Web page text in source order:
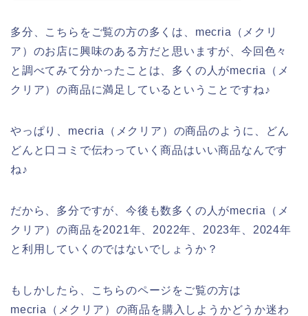
多分、こちらをご覧の方の多くは、mecria（メクリ
ア）のお店に興味のある方だと思いますが、今回色々
と調べてみて分かったことは、多くの人がmecria（メ
クリア）の商品に満足しているということですね♪
やっぱり、mecria（メクリア）の商品のように、どん
どんと口コミで伝わっていく商品はいい商品なんです
ね♪
だから、多分ですが、今後も数多くの人がmecria（メ
クリア）の商品を2021年、2022年、2023年、2024年
と利用していくのではないでしょうか？
もしかしたら、こちらのページをご覧の方は
mecria（メクリア）の商品を購入しようかどうか迷わ